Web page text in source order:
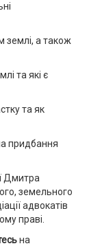
а також
та які є
та як
придбання
Дмитра
земельного
адвокатів
праві.
на